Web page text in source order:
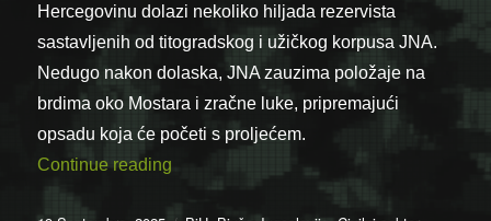
Hercegovinu dolazi nekoliko hiljada rezervista
sastavljenih od titogradskog i užičkog korpusa JNA.
Nedugo nakon dolaska, JNA zauzima položaje na
brdima oko Mostara i zračne luke, pripremajući
opsadu koja će početi s proljećem.
Continue reading